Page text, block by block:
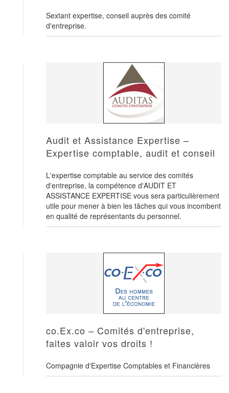
Sextant expertise, conseil auprès des comité
d'entreprise.
Audit et Assistance Expertise –
Expertise comptable, audit et conseil
L'expertise comptable au service des comités
d'entreprise, la compétence d'AUDIT ET
ASSISTANCE EXPERTISE vous sera particulièrement
utile pour mener à bien les tâches qui vous incombent
en qualité de représentants du personnel.
co.Ex.co – Comités d'entreprise,
faites valoir vos droits !
Compagnie d'Expertise Comptables et Financières